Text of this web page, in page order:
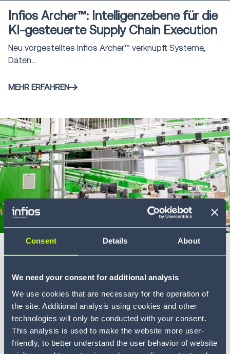
Consent Details About
We need your consent for additional analysis
We use cookies that are necessary for the operation of
the site. Additional analysis using cookies and other
technologies will only be conducted with your consent.
This analysis is used to make the website more user-
friendly, to better understand the user behavior of website
Autonome mobile Roboter
13
Logistik-Simulation und
Modellierung
1
Die letzte Meile 1
Erleichterung des
Reklamationsmanagements
1
Voice-Lösungen 1
Versand- und
Globale Handelslösungen
Yard Management System
1
Infios Archer™: Intelligenzebene für die
KI-gesteuerte Supply Chain Execution
Neu vorgestelltes Infios Archer™ verknüpft Systeme,
Daten...
MEHR ERFAHREN
Pressemitteilung
Kellner & Kunz treibt
Intelligent-Supply-Chain-Lösung von
Infios voran
Schrittweise Robotik-Integration für höhere Effizienz
im...
MEHR ERFAHREN